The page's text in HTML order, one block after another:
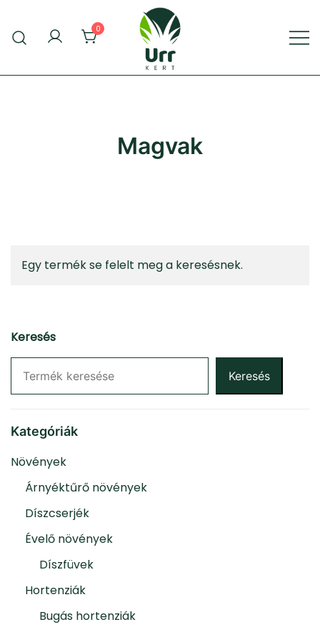
content
0
Magvak
Egy termék se felelt meg a keresésnek.
Keresés
Keresés
Kategóriák
Növények
Árnyéktűrő növények
Díszcserjék
Évelő növények
Díszfüvek
Hortenziák
Bugás hortenziák